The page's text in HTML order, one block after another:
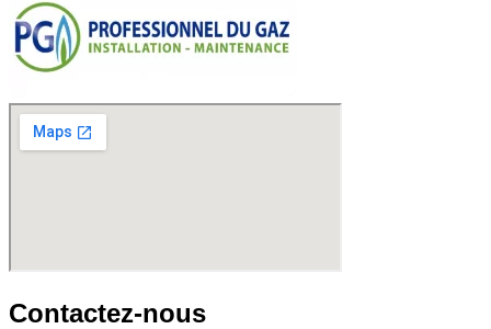
Contactez-nous